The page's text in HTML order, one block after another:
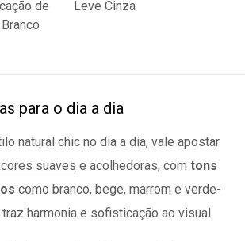
para o dia a dia
natural chic no dia a dia, vale apostar
suaves e acolhedoras, com tons
como branco, bege, marrom e verde-
harmonia e sofisticação ao visual.